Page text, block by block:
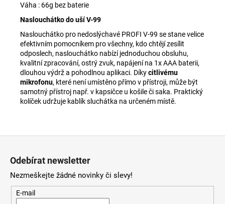
Váha : 66g bez baterie
Naslouchátko do uší V-99
Naslouchátko pro nedoslýchavé PROFI V-99 se stane velice
efektivním pomocníkem pro všechny, kdo chtějí zesílit
odposlech, naslouchátko nabízí jednoduchou obsluhu,
kvalitní zpracování, ostrý zvuk, napájení na 1x AAA baterii,
dlouhou výdrž a pohodlnou aplikaci. Díkycitlivému
mikrofonu, které není umístěno přímo v přístroji, může být
samotný přístroj např. v kapsičce u košile či saka. Praktický
kolíček udržuje kablík sluchátka na určeném místě.
Odebírat newsletter
Nezmeškejte žádné novinky či slevy!
E-mail